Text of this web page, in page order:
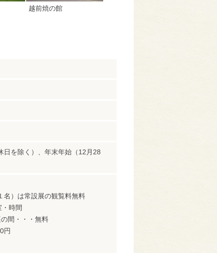
越前焼の館
日を除く）、年末年始（12月28
）は常設展の観覧料無料
時間
間・・・無料
円